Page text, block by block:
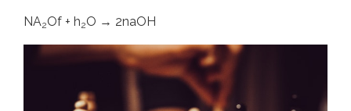
NA2Of + h2O → 2naOH